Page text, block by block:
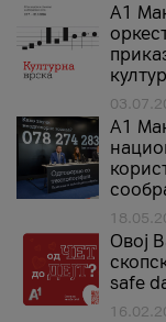
А1
A1
Овој
safe